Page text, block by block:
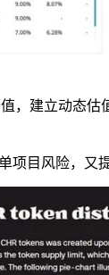
，建立动态估
项目风险，又